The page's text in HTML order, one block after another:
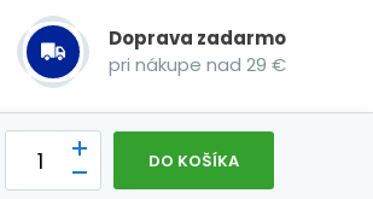
Doprava zadarmo
pri nákupe nad 29 €
DO KOŠÍKA